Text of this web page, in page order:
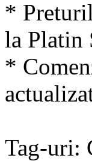
*
la Platin
*
Tag-uri: